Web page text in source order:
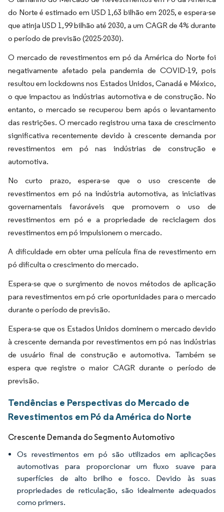
do Norte é estimado em USD 1,63 bilhão em 2025, e espera-se
que atinja USD 1,99 bilhão até 2030, a um CAGR de 4% durante
o período de previsão (2025-2030).
O mercado de revestimentos em pó da América do Norte foi
negativamente afetado pela pandemia de COVID-19, pois
resultou em lockdowns nos Estados Unidos, Canadá e México,
o que impactou as indústrias automotiva e de construção. No
entanto, o mercado se recuperou bem após o levantamento
das restrições. O mercado registrou uma taxa de crescimento
significativa recentemente devido à crescente demanda por
revestimentos em pó nas indústrias de construção e
automotiva.
No curto prazo, espera-se que o uso crescente de
revestimentos em pó na indústria automotiva, as iniciativas
governamentais favoráveis que promovem o uso de
revestimentos em pó e a propriedade de reciclagem dos
revestimentos em pó impulsionem o mercado.
A dificuldade em obter uma película fina de revestimento em
pó dificulta o crescimento do mercado.
Espera-se que o surgimento de novos métodos de aplicação
para revestimentos em pó crie oportunidades para o mercado
durante o período de previsão.
Espera-se que os Estados Unidos dominem o mercado devido
à crescente demanda por revestimentos em pó nas indústrias
de usuário final de construção e automotiva. Também se
espera que registre o maior CAGR durante o período de
previsão.
Tendências e Perspectivas do Mercado de
Revestimentos em Pó da América do Norte
Crescente Demanda do Segmento Automotivo
Os revestimentos em pó são utilizados em aplicações
automotivas para proporcionar um fluxo suave para
superfícies de alto brilho e fosco. Devido às suas
propriedades de reticulação, são idealmente adequados
como primers.